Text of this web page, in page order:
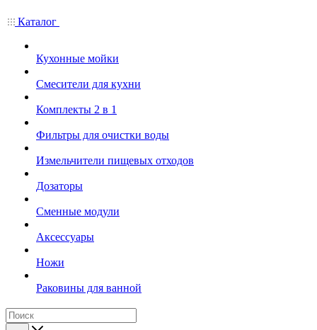
Каталог
Кухонные мойки
Смесители для кухни
Комплекты 2 в 1
Фильтры для очистки воды
Измельчители пищевых отходов
Дозаторы
Cменные модули
Аксессуары
Ножи
Раковины для ванной